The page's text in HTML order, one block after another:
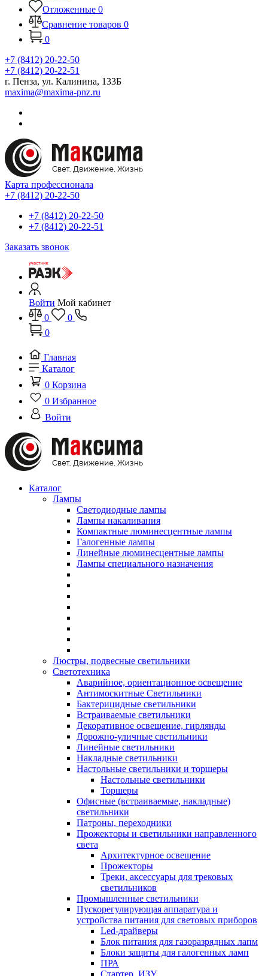
Отложенные 0
Сравнение товаров 0
0
+7 (8412) 20-22-50
+7 (8412) 20-22-51
г. Пенза, ул. Калинина, 133Б
maxima@maxima-pnz.ru
Карта профессионала
+7 (8412) 20-22-50
+7 (8412) 20-22-50
+7 (8412) 20-22-51
Заказать звонок
Войти Мой кабинет
0
0
0
Главная
Каталог
0 Корзина
0 Избранное
Войти
Каталог
Лампы
Светодиодные лампы
Лампы накаливания
Компактные люминесцентные лампы
Галогенные лампы
Линейные люминесцентные лампы
Лампы специального назначения
Люстры, подвесные светильники
Светотехника
Аварийное, ориентационное освещение
Антимоскитные Светильники
Бактерицидные светильники
Встраиваемые светильники
Декоративное освещение, гирлянды
Дорожно-уличные светильники
Линейные светильники
Накладные светильники
Настольные светильники и торшеры
Настольные светильники
Торшеры
Офисные (встраиваемые, накладные)
светильники
Патроны, переходники
Прожекторы и светильники направленного
света
Архитектурное освещение
Прожекторы
Треки, аксессуары для трековых
светильников
Промышленные светильники
Пускорегулирующая аппаратура и
устройства питания для световых приборов
Led-драйверы
Блок питания для газоразрядных лапм
Блоки защиты для галогенных ламп
ПРА
Стартер, ИЗУ